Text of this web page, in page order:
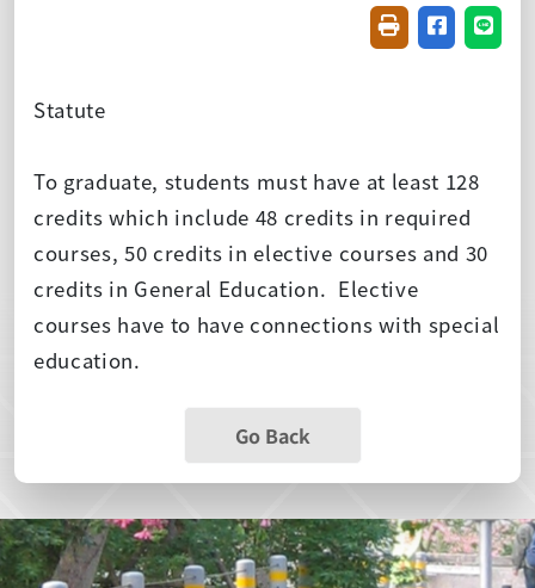
FriendlyShare on
Statute
To graduate, students must have at least 128
credits which include 48 credits in required
courses, 50 credits in elective courses and 30
credits in General Education. Elective
courses have to have connections with special
education.
Go Back